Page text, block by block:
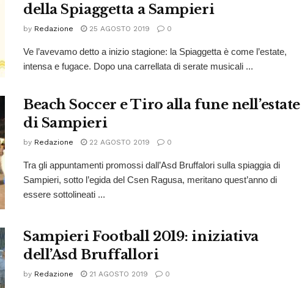
della Spiaggetta a Sampieri
by Redazione 25 AGOSTO 2019 0
Ve l’avevamo detto a inizio stagione: la Spiaggetta è come l’estate,
intensa e fugace. Dopo una carrellata di serate musicali ...
Beach Soccer e Tiro alla fune nell’estate
di Sampieri
by Redazione 22 AGOSTO 2019 0
Tra gli appuntamenti promossi dall’Asd Bruffalori sulla spiaggia di
Sampieri, sotto l’egida del Csen Ragusa, meritano quest’anno di
essere sottolineati ...
Sampieri Football 2019: iniziativa
dell’Asd Bruffallori
by Redazione 21 AGOSTO 2019 0